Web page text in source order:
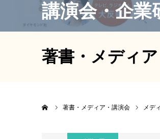
講演会・企業
著書・メディ
著書・メディア・講演会 メデ